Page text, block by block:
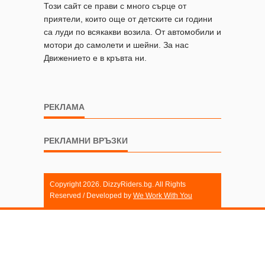
Този сайт се прави с много сърце от
приятели, които още от детските си години
са луди по всякакви возила. От автомобили и
мотори до самолети и шейни. За нас
Движението е в кръвта ни.
РЕКЛАМА
РЕКЛАМНИ ВРЪЗКИ
Copyright 2026. DizzyRiders.bg. All Rights
Reserved / Developed by We Work With You